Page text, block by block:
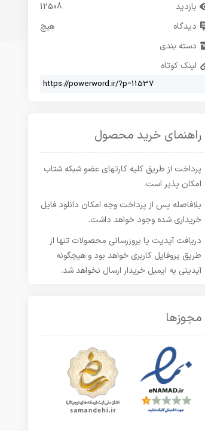
بازدید
12508
دیدگاه
هیچ
دسته بندی
لینک کوتاه
راهنمای خرید محصول
پرداخت از طریق کلیه کارتهای عضو شبکه شتاب
امکان پذیر است.
بلافاصله پس از پرداخت وجه امکان دانلود فایل
خریداری شده وجود خواهد داشت.
دریافت آپدیت یا بروزرسانی محصولات تنها از
طریق پروفایل کاربری خواهد بود و هیچگونه
آپدیتی به ایمیل خریدار ارسال نخواهد شد.
مجوزها